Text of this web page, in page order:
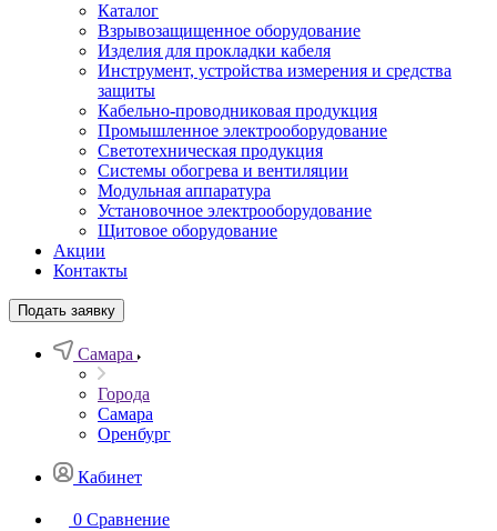
Каталог
Взрывозащищенное оборудование
Изделия для прокладки кабеля
Инструмент, устройства измерения и средства
защиты
Кабельно-проводниковая продукция
Промышленное электрооборудование
Светотехническая продукция
Системы обогрева и вентиляции
Модульная аппаратура
Установочное электрооборудование
Щитовое оборудование
Акции
Контакты
Подать заявку
Самара
Города
Самара
Оренбург
Кабинет
0 Сравнение